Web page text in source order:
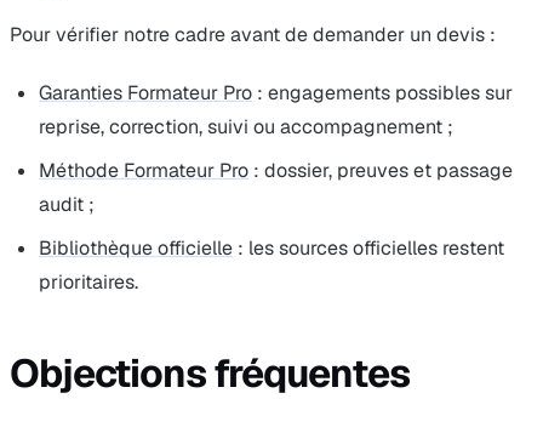
Pour vérifier notre cadre avant de demander un devis :
Garanties Formateur Pro : engagements possibles sur
reprise, correction, suivi ou accompagnement ;
Méthode Formateur Pro : dossier, preuves et passage
audit ;
Bibliothèque officielle : les sources officielles restent
prioritaires.
Objections fréquentes